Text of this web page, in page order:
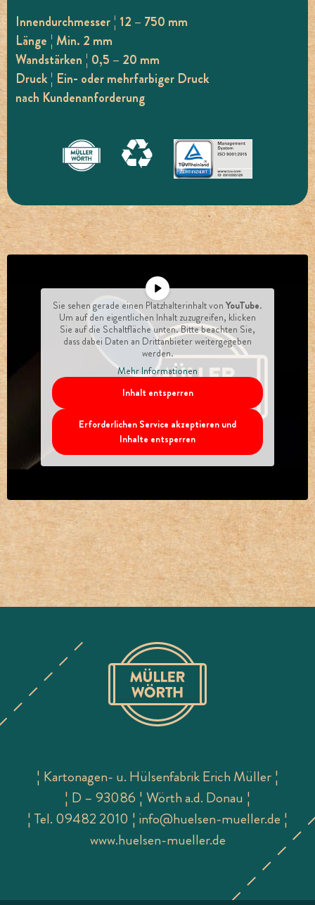
Innendurchmesser ¦ 12 – 750 mm
Länge ¦ Min. 2 mm
Wandstärken ¦ 0,5 – 20 mm
Druck ¦ Ein- oder mehrfarbiger Druck
nach Kundenanforderung
Sie sehen gerade einen Platzhalterinhalt von YouTube.
Um auf den eigentlichen Inhalt zuzugreifen, klicken
Sie auf die Schaltfläche unten. Bitte beachten Sie,
dass dabei Daten an Drittanbieter weitergegeben
werden.
Mehr Informationen
Inhalt entsperren
Erforderlichen Service akzeptieren und
Inhalte entsperren
¦ Kartonagen- u. Hülsenfabrik Erich Müller ¦
¦ D – 93086 ¦ Wörth a.d. Donau ¦
¦Tel. 09482 2010 ¦ info@huelsen-mueller.de ¦
www.huelsen-mueller.de